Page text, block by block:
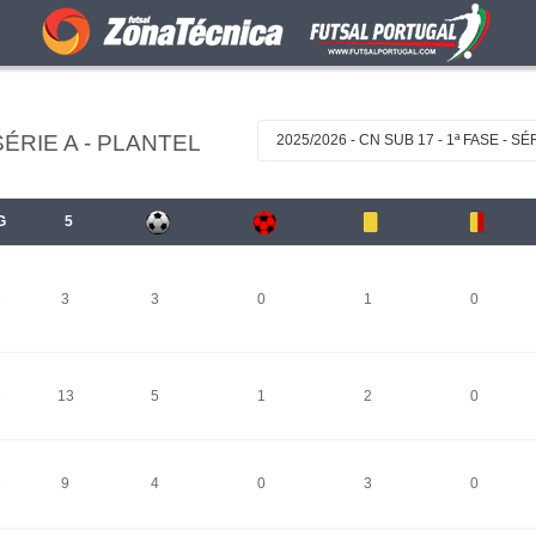
A - PLANTEL 2025/2026 - CN SUB 17 - 1ª FASE -
5
3 3 0 1 0
13 5 1 2 0
9 4 0 3 0